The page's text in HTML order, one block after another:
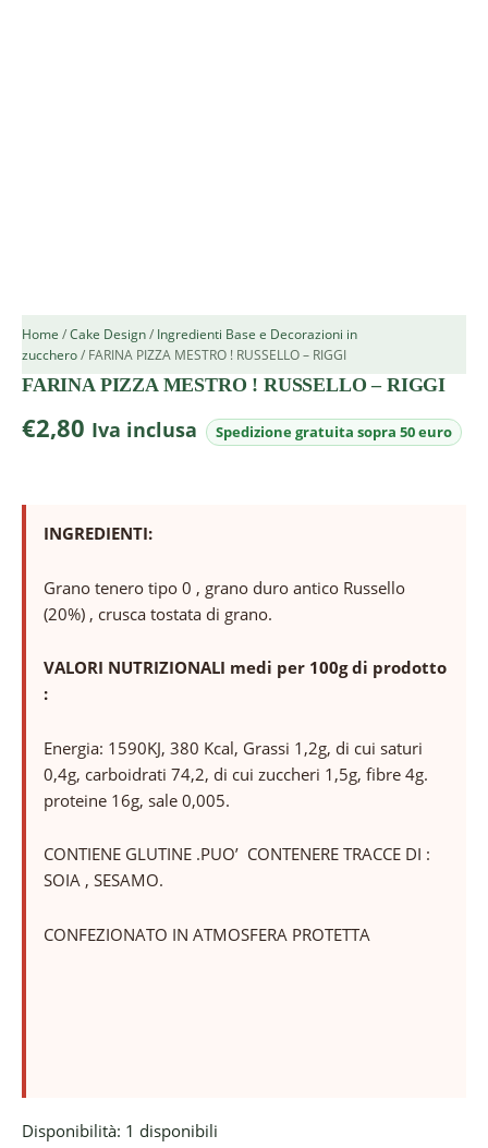
Home /Cake Design/ Ingredienti Base e Decorazioni in
zucchero/ FARINA PIZZA MESTRO ! RUSSELLO – RIGGI
FARINA PIZZA MESTRO ! RUSSELLO – RIGGI
€2,80 Iva inclusa
INGREDIENTI:
Grano tenero tipo 0 , grano duro antico Russello
(20%) , crusca tostata di grano.
VALORI NUTRIZIONALI medi per 100g di prodotto
:
Energia: 1590KJ, 380 Kcal, Grassi 1,2g, di cui saturi
0,4g, carboidrati 74,2, di cui zuccheri 1,5g, fibre 4g.
proteine 16g, sale 0,005.
CONTIENE GLUTINE .PUO’ CONTENERE TRACCE DI :
SOIA , SESAMO.
CONFEZIONATO IN ATMOSFERA PROTETTA
Disponibilità: 1 disponibili